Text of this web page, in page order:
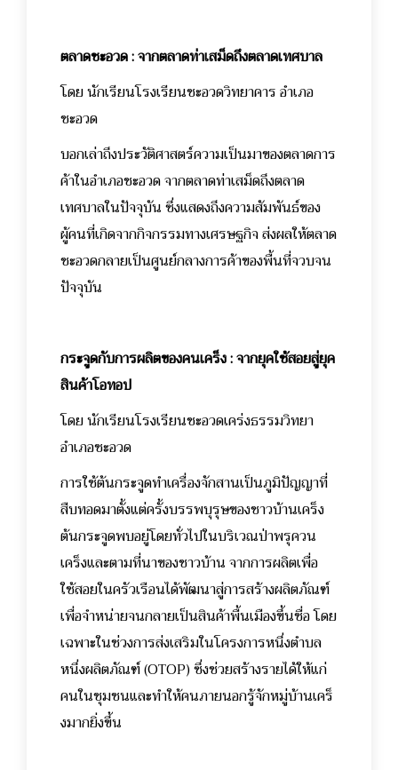
ตลาดชะอวด : จากตลาดท่าเสม็ดถึงตลาดเทศบาล
โดย นักเรียนโรงเรียนชะอวดวิทยาคาร อำเภอ
ชะอวด
บอกเล่าถึงประวัติศาสตร์ความเป็นมาของตลาดการ
ค้าในอำเภอชะอวด จากตลาดท่าเสม็ดถึงตลาด
เทศบาลในปัจจุบัน ซึ่งแสดงถึงความสัมพันธ์ของ
ผู้คนที่เกิดจากกิจกรรมทางเศรษฐกิจ ส่งผลให้ตลาด
ชะอวดกลายเป็นศูนย์กลางการค้าของพื้นที่จวบจน
ปัจจุบัน
กระจูดกับการผลิตของคนเคร็ง : จากยุคใช้สอยสู่ยุค
สินค้าโอทอป
โดย นักเรียนโรงเรียนชะอวดเคร่งธรรมวิทยา
อำเภอชะอวด
การใช้ต้นกระจูดทำเครื่องจักสานเป็นภูมิปัญญาที่
สืบทอดมาตั้งแต่ครั้งบรรพบุรุษของชาวบ้านเคร็ง
ต้นกระจูดพบอยู่โดยทั่วไปในบริเวณป่าพรุควน
เคร็งและตามที่นาของชาวบ้าน จากการผลิตเพื่อ
ใช้สอยในครัวเรือนได้พัฒนาสู่การสร้างผลิตภัณฑ์
เพื่อจำหน่ายจนกลายเป็นสินค้าพื้นเมืองขึ้นชื่อ โดย
เฉพาะในช่วงการส่งเสริมในโครงการหนึ่งตำบล
หนึ่งผลิตภัณฑ์ (OTOP) ซึ่งช่วยสร้างรายได้ให้แก่
คนในชุมชนและทำให้คนภายนอกรู้จักหมู่บ้านเคร็
งมากยิ่งขึ้น